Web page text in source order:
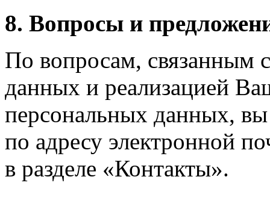
8. Вопросы и
По вопросам, связанным
данных и реализацией
персональных данных,
по адресу электронной
в разделе «Контакты».